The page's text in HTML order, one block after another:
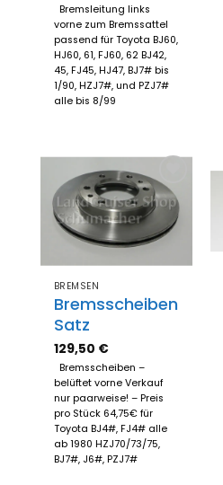
Bremsleitung links
vorne zum Bremssattel
passend für Toyota BJ60,
HJ60, 61, FJ60, 62 BJ42,
45, FJ45, HJ47, BJ7# bis
1/90, HZJ7#, und PZJ7#
alle bis 8/99
Zum
Merkzettel
hinzufügen
BREMSEN
Bremsscheiben
Satz
129,50 €
Bremsscheiben –
belüftet vorne Verkauf
nur paarweise! – Preis
pro Stück 64,75€ für
Toyota BJ4#, FJ4# alle
ab 1980 HZJ70/73/75,
BJ7#, J6#, PZJ7#